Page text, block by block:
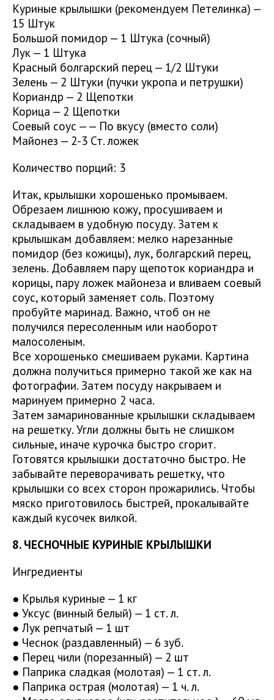
Куриные крылышки (рекомендуем Петелинка) —
15 Штук
Большой помидор — 1 Штука (сочный)
Лук — 1 Штука
Красный болгарский перец — 1/2 Штуки
Зелень — 2 Штуки (пучки укропа и петрушки)
Кориандр — 2 Щепотки
Корица — 2 Щепотки
Соевый соус — — По вкусу (вместо соли)
Майонез — 2-3 Ст. ложек
Количество порций: 3
Итак, крылышки хорошенько промываем.
Обрезаем лишнюю кожу, просушиваем и
складываем в удобную посуду. Затем к
крылышкам добавляем: мелко нарезанные
помидор (без кожицы), лук, болгарский перец,
зелень. Добавляем пару щепоток кориандра и
корицы, пару ложек майонеза и вливаем соевый
соус, который заменяет соль. Поэтому
пробуйте маринад. Важно, чтоб он не
получился пересоленным или наоборот
малосоленым.
Все хорошенько смешиваем руками. Картина
должна получиться примерно такой же как на
фотографии. Затем посуду накрываем и
маринуем примерно 2 часа.
Затем замаринованные крылышки складываем
на решетку. Угли должны быть не слишком
сильные, иначе курочка быстро сгорит.
Готовятся крылышки достаточно быстро. Не
забывайте переворачивать решетку, что
крылышки со всех сторон прожарились. Чтобы
мяско приготовилось быстрей, прокалывайте
каждый кусочек вилкой.
8. ЧЕСНОЧНЫЕ КУРИНЫЕ КРЫЛЫШКИ
Ингредиенты
● Крылья куриные — 1 кг
● Уксус (винный белый) — 1 ст. л.
● Лук репчатый — 1 шт
● Чеснок (раздавленный) — 6 зуб.
● Перец чили (порезанный) — 2 шт
● Паприка сладкая (молотая) — 1 ст. л.
● Паприка острая (молотая) — 1 ч. л.